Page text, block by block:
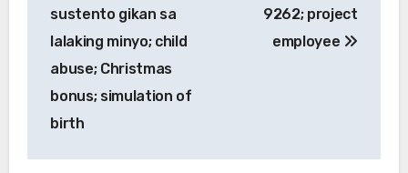
sustento gikan sa
lalaking minyo; child
abuse; Christmas
bonus; simulation of
birth
9262; project
employee